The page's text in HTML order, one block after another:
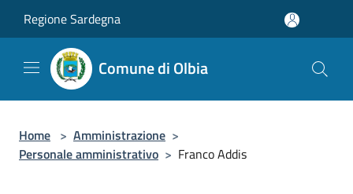
Regione Sardegna
Comune di Olbia
Home > Amministrazione >
Personale amministrativo > Franco Addis